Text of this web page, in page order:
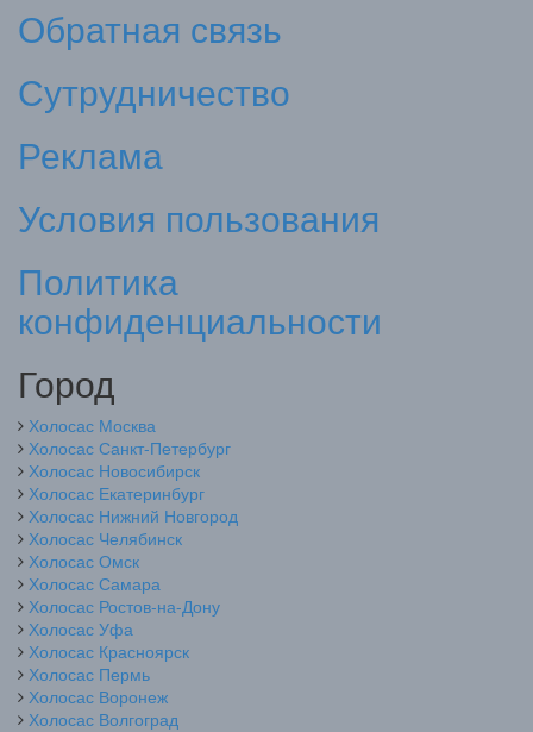
Обратная связь
Сутрудничество
Реклама
Условия пользования
Политика
конфиденциальности
Город
Холосас Москва
Холосас Санкт-Петербург
Холосас Новосибирск
Холосас Екатеринбург
Холосас Нижний Новгород
Холосас Челябинск
Холосас Омск
Холосас Самара
Холосас Ростов-на-Дону
Холосас Уфа
Холосас Красноярск
Холосас Пермь
Холосас Воронеж
Холосас Волгоград